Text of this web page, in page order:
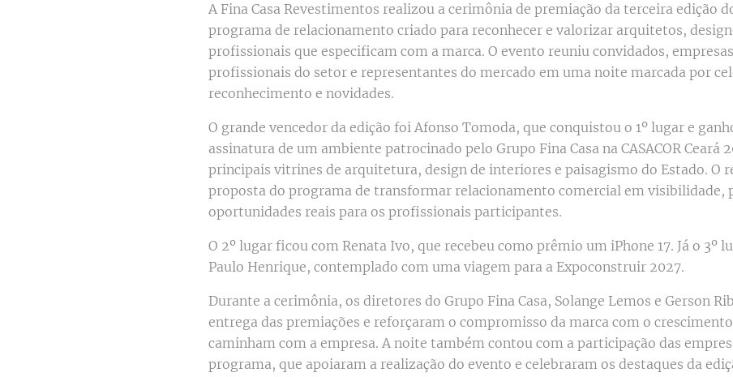
A Fina Casa Revestimentos realizou a cerimônia de premiação da terceira edição
programa de relacionamento criado para reconhecer e valorizar arquitetos,
profissionais que especificam com a marca. O evento reuniu convidados,
profissionais do setor e representantes do mercado em uma noite marcada por
reconhecimento e novidades.
O grande vencedor da edição foi Afonso Tomoda, que conquistou o 1º lugar e
assinatura de um ambiente patrocinado pelo Grupo Fina Casa na CASACOR Ceará
principais vitrines de arquitetura, design de interiores e paisagismo do Estado. O
proposta do programa de transformar relacionamento comercial em visibilidade,
oportunidades reais para os profissionais participantes.
O 2º lugar ficou com Renata Ivo, que recebeu como prêmio um iPhone 17. Já o 3º
Paulo Henrique, contemplado com uma viagem para a Expoconstruir 2027.
Durante a cerimônia, os diretores do Grupo Fina Casa, Solange Lemos e Gerson
entrega das premiações e reforçaram o compromisso da marca com o
caminham com a empresa. A noite também contou com a participação das
programa, que apoiaram a realização do evento e celebraram os destaques da